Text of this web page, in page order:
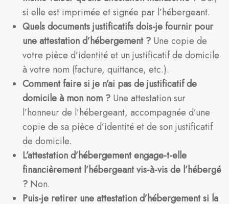
si elle est imprimée et signée par l’hébergeant.
Quels documents justificatifs dois-je fournir pour
une attestation d’hébergement ? Une copie de
votre pièce d’identité et un justificatif de domicile
à votre nom (facture, quittance, etc.).
Comment faire si je n’ai pas de justificatif de
domicile à mon nom ? Une attestation sur
l’honneur de l’hébergeant, accompagnée d’une
copie de sa pièce d’identité et de son justificatif
de domicile.
L’attestation d’hébergement engage-t-elle
financièrement l’hébergeant vis-à-vis de l’hébergé
? Non.
Puis-je retirer une attestation d’hébergement si la